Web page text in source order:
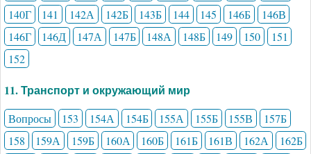
140Г 141 142А 142Б 143Б 144 145 146Б
146В
146Г
146Д 147А 147Б 148А 148Б 149 150
151
152
11. Транспорт и окружающий мир
Вопросы 153 154А 154Б 155А 155Б 155В
157Б
158
159А 159Б 160А 160Б 161Б 161В 162А
162Б